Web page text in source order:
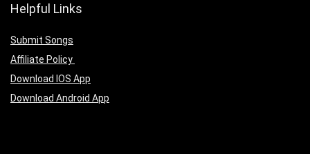
Helpful Links
Submit Songs
Affiliate Policy
Download IOS App
Download Android App